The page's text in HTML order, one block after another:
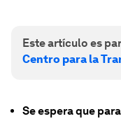
Este artículo es
Centro para la
Se espera que